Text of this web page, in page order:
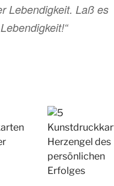
Lebendigkeit. Laß es